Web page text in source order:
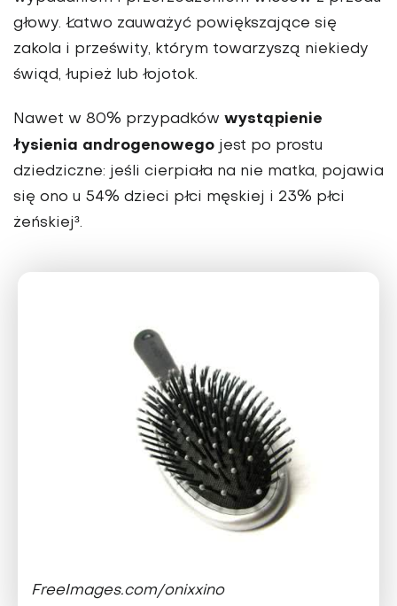
głowy. Łatwo zauważyć powiększające się
zakola i prześwity, którym towarzyszą niekiedy
świąd, łupież lub łojotok.
Nawet w 80% przypadków wystąpienie
łysienia androgenowego jest po prostu
dziedziczne: jeśli cierpiała na nie matka, pojawia
się ono u 54% dzieci płci męskiej i 23% płci
żeńskiej³.
FreeImages.com/onixxino